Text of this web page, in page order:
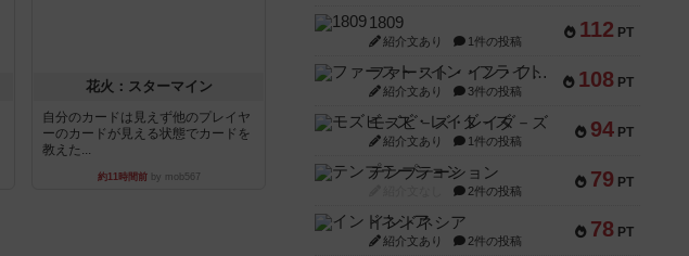
花火：スターマイン
自分のカードは見えず他のプレイヤ
ーのカードが見える状態でカードを
教えた...
約11時間前by mob567
112 PT
1809
紹介文あり 1件の投稿
108 PT
ファースト・イン・フライト
紹介文あり 3件の投稿
94 PT
モズビ－ズ・レイダ－ズ
紹介文あり 1件の投稿
79 PT
テンプテーション
2件の投稿
78 PT
インドネシア
紹介文あり 2件の投稿